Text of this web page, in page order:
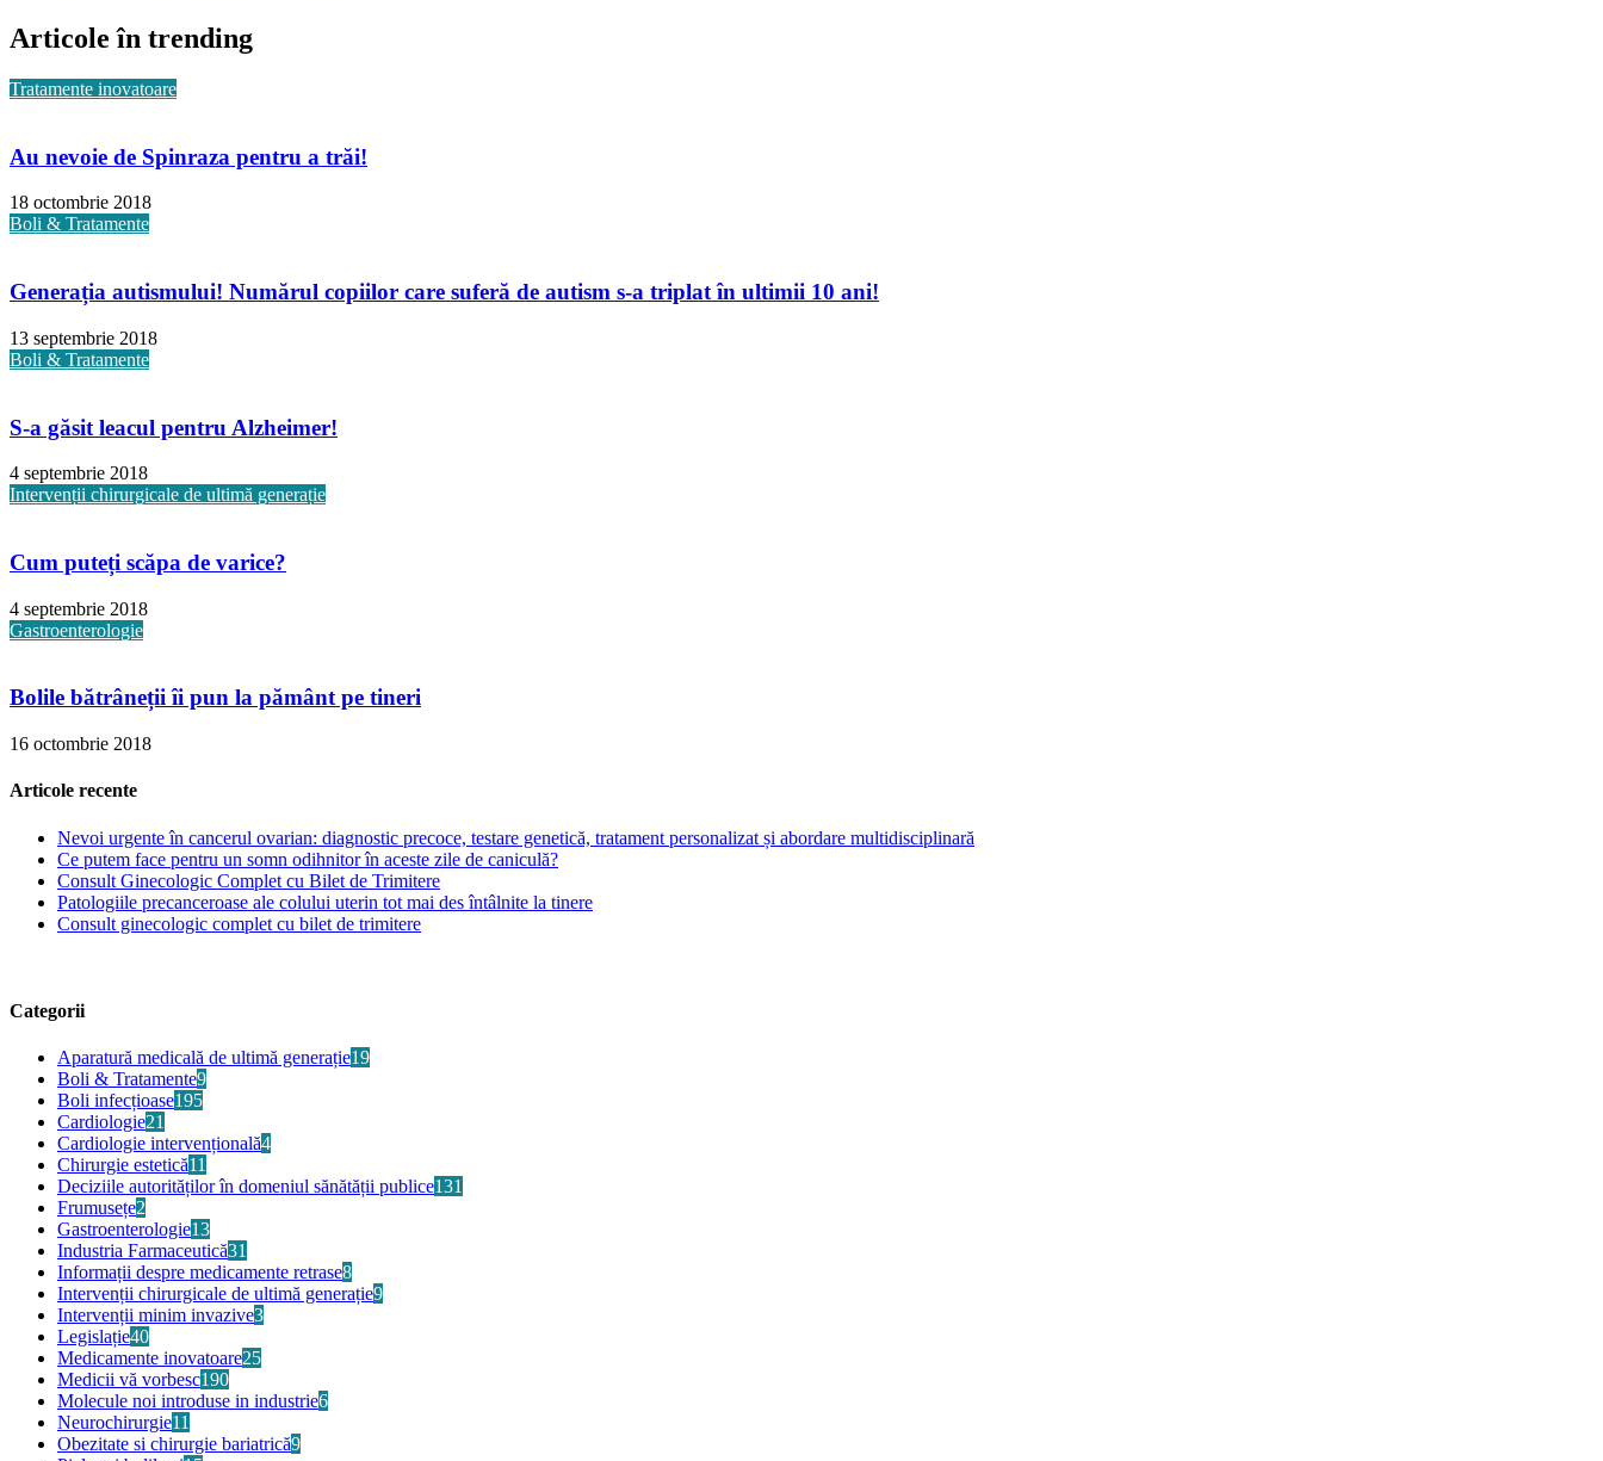
Articole în trending
Tratamente inovatoare
Au nevoie de Spinraza pentru a trăi!
18 octombrie 2018
Boli & Tratamente
Generația autismului! Numărul copiilor care suferă de autism s-a triplat în ultimii 10 ani!
13 septembrie 2018
Boli & Tratamente
S-a găsit leacul pentru Alzheimer!
4 septembrie 2018
Intervenții chirurgicale de ultimă generație
Cum puteți scăpa de varice?
4 septembrie 2018
Gastroenterologie
Bolile bătrâneții îi pun la pământ pe tineri
16 octombrie 2018
Articole recente
Nevoi urgente în cancerul ovarian: diagnostic precoce, testare genetică, tratament personalizat și abordare multidisciplinară
Ce putem face pentru un somn odihnitor în aceste zile de caniculă?
Consult Ginecologic Complet cu Bilet de Trimitere
Patologiile precanceroase ale colului uterin tot mai des întâlnite la tinere
Consult ginecologic complet cu bilet de trimitere
Categorii
Aparatură medicală de ultimă generație19
Boli & Tratamente9
Boli infecțioase195
Cardiologie21
Cardiologie intervențională4
Chirurgie estetică11
Deciziile autorităților în domeniul sănătății publice131
Frumusețe2
Gastroenterologie13
Industria Farmaceutică31
Informații despre medicamente retrase8
Intervenții chirurgicale de ultimă generație9
Intervenții minim invazive3
Legislație40
Medicamente inovatoare25
Medicii vă vorbesc190
Molecule noi introduse in industrie6
Neurochirurgie11
Obezitate si chirurgie bariatrică9